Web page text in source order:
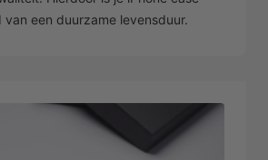
van een duurzame levensduur.